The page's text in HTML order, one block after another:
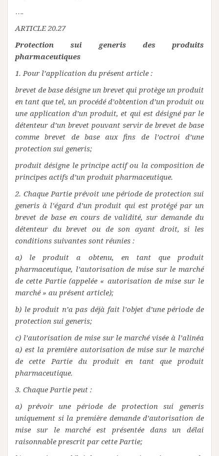
….
ARTICLE 20.27
Protection sui generis des produits
pharmaceutiques
1. Pour l’application du présent article :
brevet de base désigne un brevet qui protège un produit
en tant que tel, un procédé d’obtention d’un produit ou
une application d’un produit, et qui est désigné par le
détenteur d’un brevet pouvant servir de brevet de base
comme brevet de base aux fins de l’octroi d’une
protection sui generis;
produit désigne le principe actif ou la composition de
principes actifs d’un produit pharmaceutique.
2. Chaque Partie prévoit une période de protection sui
generis à l’égard d’un produit qui est protégé par un
brevet de base en cours de validité, sur demande du
détenteur du brevet ou de son ayant droit, si les
conditions suivantes sont réunies :
a) le produit a obtenu, en tant que produit
pharmaceutique, l’autorisation de mise sur le marché
de cette Partie (appelée « autorisation de mise sur le
marché » au présent article);
b) le produit n’a pas déjà fait l’objet d’une période de
protection sui generis;
c) l’autorisation de mise sur le marché visée à l’alinéa
a) est la première autorisation de mise sur le marché
de cette Partie du produit en tant que produit
pharmaceutique.
3. Chaque Partie peut :
a) prévoir une période de protection sui generis
uniquement si la première demande d’autorisation de
mise sur le marché est présentée dans un délai
raisonnable prescrit par cette Partie;